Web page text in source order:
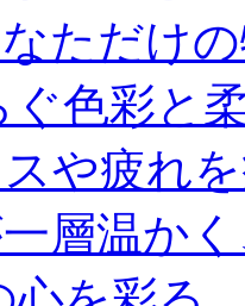
ただけ
ぐ色彩と
や疲れ
層温か